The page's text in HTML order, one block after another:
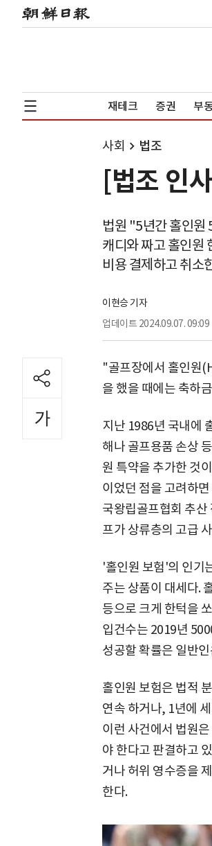
재테크 증권 부
사회 법조
[법조 인
법원 "5년간 홀인원
캐디와 짜고 홀인원
비용 결제하고 취소
이현승 기자
업데이트 2024.09.07. 09:09
"골프장에서 홀인원
을 했을 때에는 축하
지난 1986년 국내에
해나 골프용품 손상
원 특약을 추가한 것
이었던 점을 고려하
국왕립골프협회 추
프가 상류층의 고급
'홀인원 보험'의 인기
주는 상품이 대세다.
등으로 크게 한턱을
입건수는 2019년
성공할 확률은 일반
홀인원 보험은 법적
연속 하거나, 1년에
이런 사건에서 법원
야 한다고 판결하고
거나 허위 영수증을
한다.